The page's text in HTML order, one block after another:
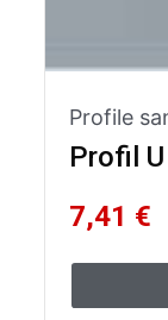
Profile
Profil
7,41 €